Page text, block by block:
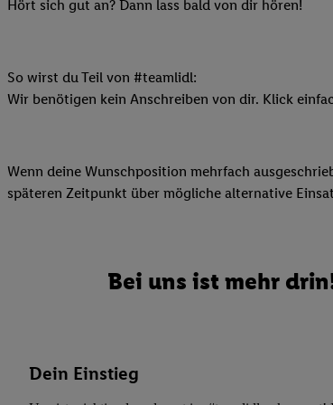
Hört sich gut an? Dann lass bald von dir hören!
So wirst du Teil von #teamlidl:
Wir benötigen kein Anschreiben von dir. Klick
Wenn deine Wunschposition mehrfach
späteren Zeitpunkt über mögliche alternative
Bei uns ist mehr
Dein Einstieg
zur